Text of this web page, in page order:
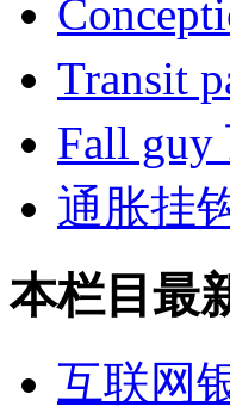
Transit
Fall guy
通胀挂
本栏目最
互联网